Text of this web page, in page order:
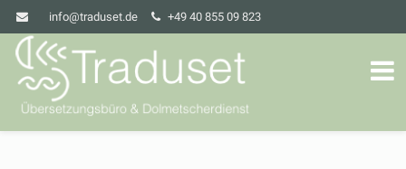
info@traduset.de +49 40 855 09 823